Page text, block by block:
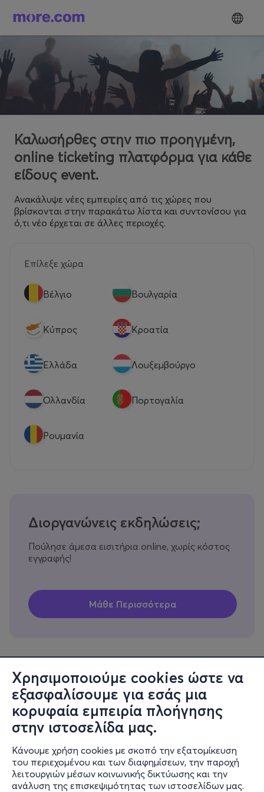
Χρησιμοποιούμε cookies ώστε να
εξασφαλίσουμε για εσάς μια
κορυφαία εμπειρία πλοήγησης
στην ιστοσελίδα μας.
Κάνουμε χρήση cookies με σκοπό την εξατομίκευση
του περιεχομένου και των διαφημίσεων, την παροχή
λειτουργιών μέσων κοινωνικής δικτύωσης και την
ανάλυση της επισκεψιμότητας των ιστοσελίδων μας.
Καλωσήρθες στην πιο προηγμένη,
online ticketing πλατφόρμα για κάθε
είδους event.
Ανακάλυψε νέες εμπειρίες από τις χώρες που
βρίσκονται στην παρακάτω λίστα και συντονίσου για
ό,τι νέο έρχεται σε άλλες περιοχές.
Επίλεξε χώρα
Βέλγιο Βουλγαρία
Κύπρος Κροατία
Eλλάδα Λουξεμβούργο
Ολλανδία Πορτογαλία
Ρουμανία
Διοργανώνεις εκδηλώσεις;
Πούλησε άμεσα εισιτήρια online, χωρίς κόστος
εγγραφής!
Πληροφορίες
Υποστήριξη
Stay Connected